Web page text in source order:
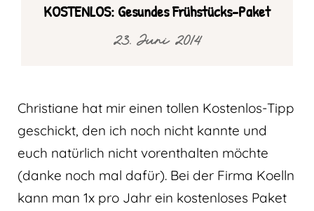
KOSTENLOS: Gesundes Frühstücks-Paket
23. Juni 2014
Christiane hat mir einen tollen Kostenlos-Tipp
geschickt, den ich noch nicht kannte und
euch natürlich nicht vorenthalten möchte
(danke noch mal dafür). Bei der Firma Koelln
kann man 1x pro Jahr ein kostenloses Paket